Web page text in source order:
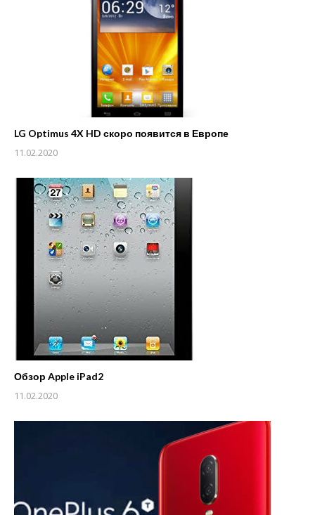
LG Optimus 4X HD скоро появится в Европе
11.02.2020
Обзор Apple iPad2
11.02.2020